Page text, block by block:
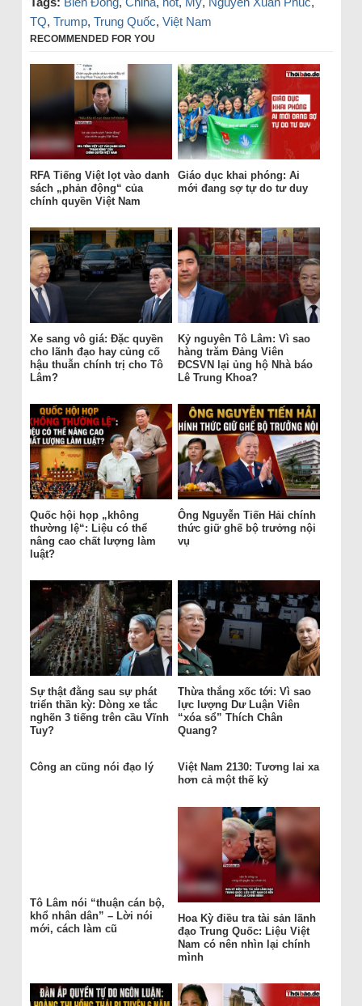
TQ, Trump, Trung Quốc, Việt Nam
RECOMMENDED FOR YOU
RFA Tiếng Việt lọt vào danh
sách „phản động“ của
chính quyền Việt Nam
Giáo dục khai phóng: Ai
mới đang sợ tự do tư duy
Xe sang vô giá: Đặc quyền
cho lãnh đạo hay củng cố
hậu thuẫn chính trị cho Tô
Lâm?
Kỷ nguyên Tô Lâm: Vì sao
hàng trăm Đảng Viên
ĐCSVN lại ủng hộ Nhà báo
Lê Trung Khoa?
Quốc hội họp „không
thường lệ“: Liệu có thể
nâng cao chất lượng làm
luật?
Ông Nguyễn Tiến Hải chính
thức giữ ghế bộ trưởng nội
vụ
Sự thật đằng sau sự phát
triển thần kỳ: Dòng xe tắc
nghẽn 3 tiếng trên cầu Vĩnh
Tuy?
Thừa thắng xốc tới: Vì sao
lực lượng Dư Luận Viên
“xóa sổ” Thích Chân
Quang?
Công an cũng nói đạo lý
Việt Nam 2130: Tương lai xa
hơn cả một thế kỷ
Tô Lâm nói “thuận cán bộ,
khổ nhân dân” – Lời nói
mới, cách làm cũ
Hoa Kỳ điều tra tài sản lãnh
đạo Trung Quốc: Liệu Việt
Nam có nên nhìn lại chính
mình